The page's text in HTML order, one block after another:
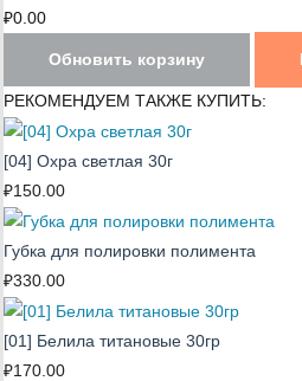
₽0.00
Обновить корзину
РЕКОМЕНДУЕМ ТАКЖЕ КУПИТЬ:
[04] Охра светлая 30г
₽150.00
Губка для полировки полимента
₽330.00
[01] Белила титановые 30гр
₽170.00